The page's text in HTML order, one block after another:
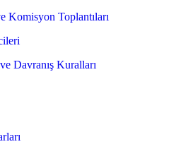
Komisyon Toplantıları
Davranış Kuralları